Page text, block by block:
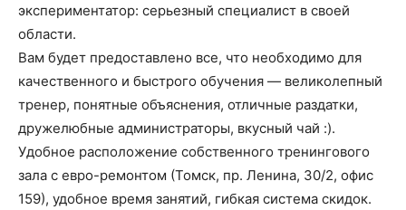
экспериментатор: серьезный специалист в своей
области.
Вам будет предоставлено все, что необходимо для
качественного и быстрого обучения — великолепный
тренер, понятные объяснения, отличные раздатки,
дружелюбные администраторы, вкусный чай :).
Удобное расположение собственного тренингового
зала с евро-ремонтом (Томск, пр. Ленина, 30/2, офис
159), удобное время занятий, гибкая система скидок.